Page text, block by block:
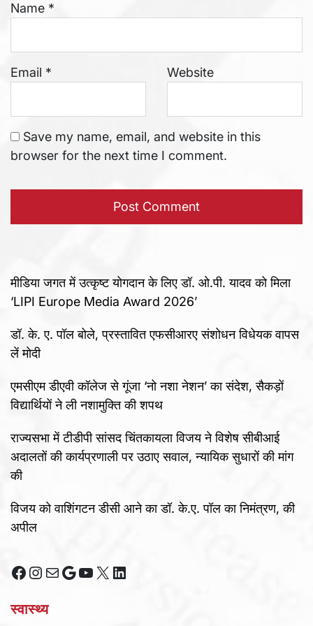
Name *
Email * Website
Save my name, email, and website in this
browser for the next time I comment.
मीडिया जगत में उत्कृष्ट योगदान के लिए डॉ. ओ.पी. यादव को मिला
‘LIPI Europe Media Award 2026’
डॉ. के. ए. पॉल बोले, प्रस्तावित एफसीआरए संशोधन विधेयक वापस
लें मोदी
एमसीएम डीएवी कॉलेज से गूंजा ‘नो नशा नेशन’ का संदेश, सैकड़ों
विद्यार्थियों ने ली नशामुक्ति की शपथ
राज्यसभा में टीडीपी सांसद चिंतकायला विजय ने विशेष सीबीआई
अदालतों की कार्यप्रणाली पर उठाए सवाल, न्यायिक सुधारों की मांग
की
विजय को वाशिंगटन डीसी आने का डॉ. के.ए. पॉल का निमंत्रण, की
अपील
Facebook
Instagram
MailGoogle
YouTube
X LinkedIn
स्वास्थ्य